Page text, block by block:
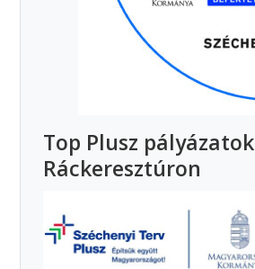
Top Plusz pályázatok
Ráckeresztúron